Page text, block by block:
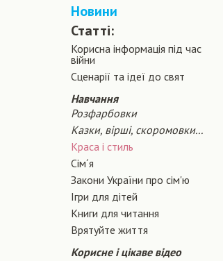
Новини
Статті:
Корисна інформація під час
війни
Сценарiї та iдеї до свят
Навчання
Розфарбовки
Казки, вірші, скоромовки...
Краса і стиль
Сiм´я
Закони України про сiм'ю
Ігри для дітей
Книги для читання
Врятуйте життя
Корисне і цікаве відео